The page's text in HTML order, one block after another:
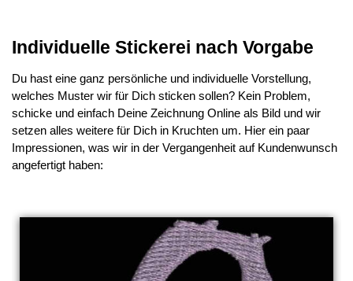
Individuelle Stickerei nach Vorgabe
Du hast eine ganz persönliche und individuelle Vorstellung,
welches Muster wir für Dich sticken sollen? Kein Problem,
schicke und einfach Deine Zeichnung Online als Bild und wir
setzen alles weitere für Dich in Kruchten um. Hier ein paar
Impressionen, was wir in der Vergangenheit auf Kundenwunsch
angefertigt haben: